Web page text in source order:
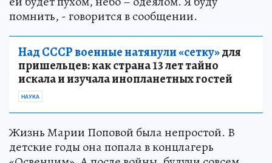
помнить, - говорится в сообщении.
Над СССР военные натянули «сетку»для
пришельцев: как страна 13 лет тайно
искала и изучала инопланетных гостей
НАУКА
Жизнь Марии Поповой была непростой. В
детские годы она попала в концлагерь